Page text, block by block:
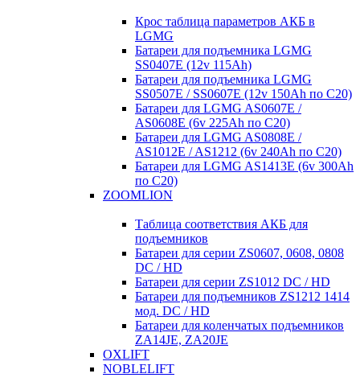
Крос таблица параметров АКБ в
LGMG
Батареи для подъемника LGMG
SS0407E (12v 115Ah)
Батареи для подъемника LGMG
SS0507E / SS0607E (12v 150Ah по С20)
Батареи для LGMG AS0607E /
AS0608E (6v 225Ah по С20)
Батареи для LGMG AS0808E /
AS1012E / AS1212 (6v 240Ah по С20)
Батареи для LGMG AS1413E (6v 300Ah
по С20)
ZOOMLION
Таблица соответствия АКБ для
подъемников
Батареи для серии ZS0607, 0608, 0808
DC / HD
Батареи для серии ZS1012 DC / HD
Батареи для подъемников ZS1212 1414
мод. DC / HD
Батареи для коленчатых подъемников
ZA14JE, ZA20JE
OXLIFT
NOBLELIFT